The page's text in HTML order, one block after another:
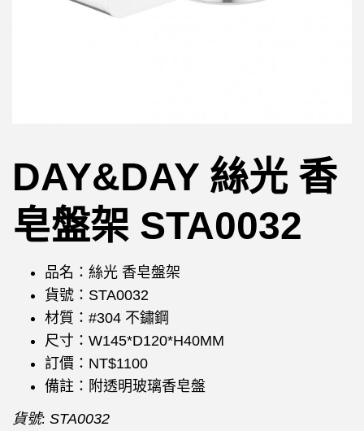
DAY&DAY 絲光 香
皂盤架 STA0032
品名：絲光 香皂盤架
貨號：STA0032
材質：#304 不鏽鋼
尺寸：W145*D120*H40MM
訂價：NT$1100
備註：附透明玻璃香皂盤
貨號: STA0032